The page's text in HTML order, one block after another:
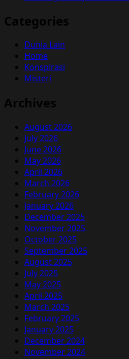
Categories
Dunia Lain
Home
Konspirasi
Misteri
Archives
August 2026
July 2026
June 2026
May 2026
April 2026
March 2026
February 2026
January 2026
December 2025
November 2025
October 2025
September 2025
August 2025
July 2025
May 2025
April 2025
March 2025
February 2025
January 2025
December 2024
November 2024